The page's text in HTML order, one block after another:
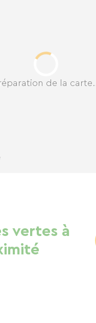
de la carte...
vertes à